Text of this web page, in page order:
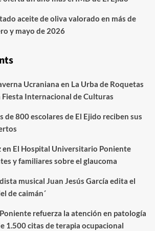
aceite de oliva valorado en más de
y mayo de 2026
Ucraniana en La Urba de Roquetas
Fiesta Internacional de Culturas
de 800 escolares de El Ejido reciben sus
en El Hospital Universitario Poniente
y familiares sobre el glaucoma
musical Juan Jesús García edita el
de caimán´
refuerza la atención en patología
1.500 citas de terapia ocupacional